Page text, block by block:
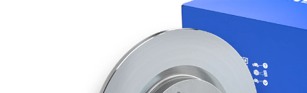
12 mm
kalınlık
Deliklerin
sayısı
2